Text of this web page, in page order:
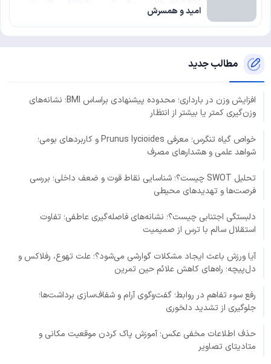
امید و همسرش
مطالب جدید
افزایش وزن در بارداری؛ محدوده پیشنهادی براساس BMI؛ نشانه‌های
وزن‌گیری کمتر یا بیشتر از انتظار
خواص گیاه تنگرس؛ معرفی Prunus lycioides و کاربردهای بومی؛
شواهد علمی و هشدارهای مصرف
تحلیل SWOT چیست؟؛ شناسایی نقاط قوت و ضعف داخلی؛ بررسی
فرصت‌ها و تهدیدهای محیطی
دلبستگی اجتنابی چیست؟؛ نشانه‌های فاصله‌گیری عاطفی؛ تفاوت
استقلال سالم با ترس از صمیمیت
آیا ورزش باعث ایجاد مشکلات گوارشی می‌شود؟؛ علت تهوع، رفلاکس و
دل‌پیچه؛ راه‌های کاهش علائم حین تمرین
رفع سوء تفاهم در روابط؛ گفت‌وگوی آرام و شفاف‌سازی برداشت‌ها؛
جلوگیری از تشدید دلخوری
حذف اطلاعات مخفی عکس؛ آموزش پاک کردن موقعیت مکانی و
متادیتای تصاویر